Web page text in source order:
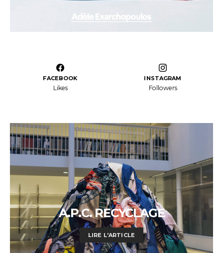
FACEBOOK
Likes
INSTAGRAM
Followers
A.P.C. RECYCLAGE
LIRE L'ARTICLE